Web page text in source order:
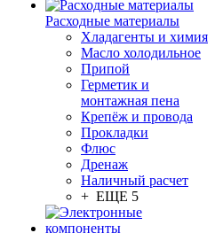
Расходные материалы
Хладагенты и химия
Масло холодильное
Припой
Герметик и
монтажная пена
Крепёж и провода
Прокладки
Флюс
Дренаж
Наличный расчет
+ ЕЩЕ 5